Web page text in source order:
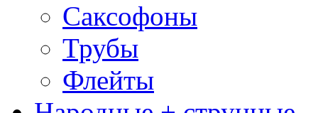
Саксофоны
Трубы
Флейты